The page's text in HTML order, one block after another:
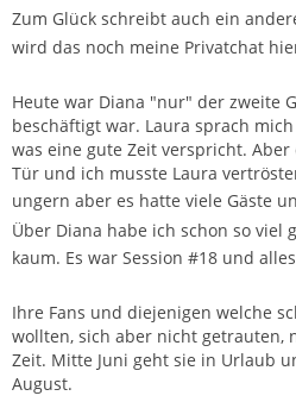
Zum Glück schreibt auch ein
wird das noch meine Privatchat
Heute war Diana "nur" der zweite
beschäftigt war. Laura sprach
was eine gute Zeit verspricht.
Tür und ich musste Laura
ungern aber es hatte viele Gäste
Über Diana habe ich schon so viel
kaum. Es war Session #18 und
Ihre Fans und diejenigen welche
wollten, sich aber nicht getrauten,
Zeit. Mitte Juni geht sie in Urlaub
August.